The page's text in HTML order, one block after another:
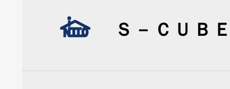
Ｓ－ＣＵＢ